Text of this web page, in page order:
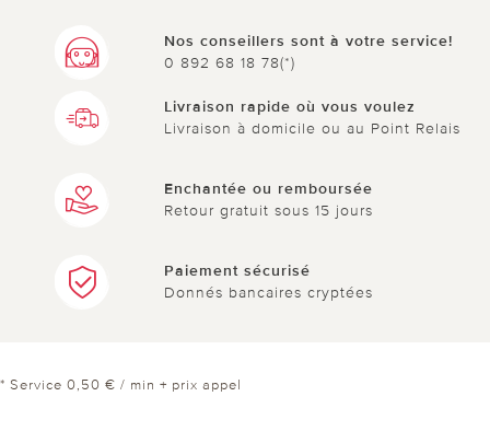
Nos conseillers sont à votre service!
0 892 68 18 78(*)
Livraison rapide où vous voulez
Livraison à domicile ou au Point Relais
Enchantée ou remboursée
Retour gratuit sous 15 jours
Paiement sécurisé
Donnés bancaires cryptées
* Service 0,50 € / min + prix appel